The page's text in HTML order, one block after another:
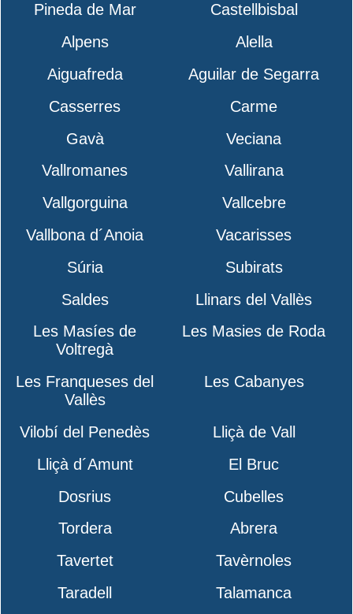
Pineda de Mar
Castellbisbal
Alpens
Alella
Aiguafreda
Aguilar de Segarra
Casserres
Carme
Gavà
Veciana
Vallromanes
Vallirana
Vallgorguina
Vallcebre
Vallbona d´Anoia
Vacarisses
Súria
Subirats
Saldes
Llinars del Vallès
Les Masíes de
Voltregà
Les Masies de Roda
Les Franqueses del
Vallès
Les Cabanyes
Vilobí del Penedès
Lliçà de Vall
Lliçà d´Amunt
El Bruc
Dosrius
Cubelles
Tordera
Abrera
Tavertet
Tavèrnoles
Taradell
Talamanca